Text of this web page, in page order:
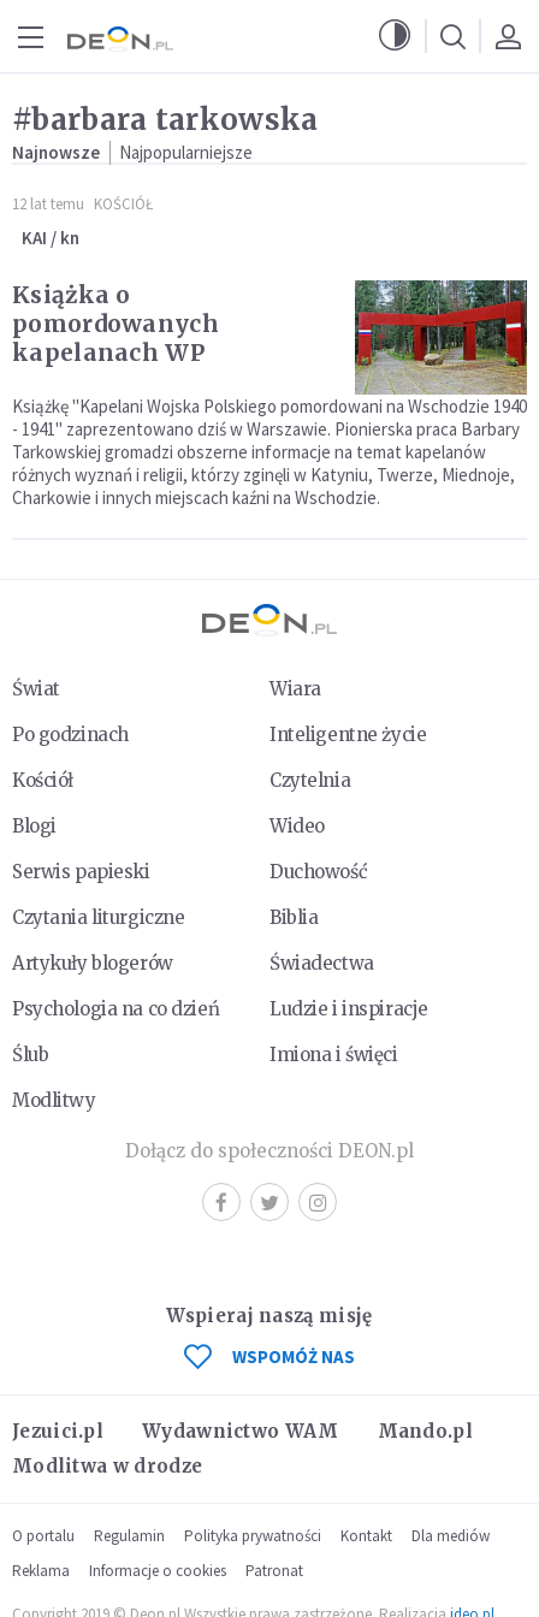
#barbara tarkowska
Najnowsze Najpopularniejsze
12 lat temu KOŚCIÓŁ
KAI / kn
Książka o
pomordowanych
kapelanach WP
Książkę "Kapelani Wojska Polskiego pomordowani na Wschodzie 1940
- 1941" zaprezentowano dziś w Warszawie. Pionierska praca Barbary
Tarkowskiej gromadzi obszerne informacje na temat kapelanów
różnych wyznań i religii, którzy zginęli w Katyniu, Twerze, Miednoje,
Charkowie i innych miejscach kaźni na Wschodzie.
Świat
Wiara
Po godzinach
Inteligentne życie
Kościół
Czytelnia
Blogi
Wideo
Serwis papieski
Duchowość
Czytania liturgiczne
Biblia
Artykuły blogerów
Świadectwa
Psychologia na co dzień
Ludzie i inspiracje
Ślub
Imiona i święci
Modlitwy
Dołącz do społeczności DEON.pl
Jezuici.pl Wydawnictwo WAM
Mando.pl
Modlitwa w drodze
Wspieraj naszą misję
WSPOMÓŻ NAS
O portalu Regulamin Polityka prywatności Kontakt
Dla mediów
Reklama
Informacje o cookies Patronat